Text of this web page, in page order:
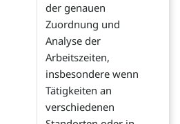
der genauen
Zuordnung und
Analyse der
Arbeitszeiten,
insbesondere wenn
Tätigkeiten an
verschiedenen